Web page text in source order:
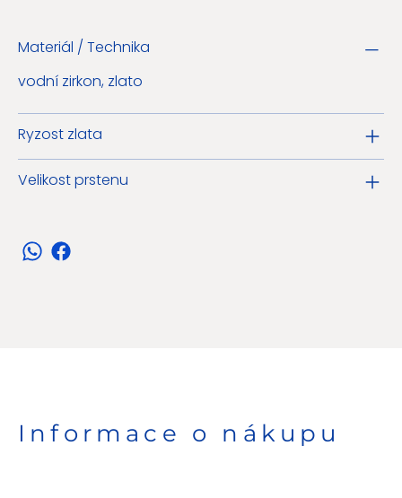
Materiál / Technika
vodní zirkon, zlato
Ryzost zlata
Velikost prstenu
Informace o nákupu